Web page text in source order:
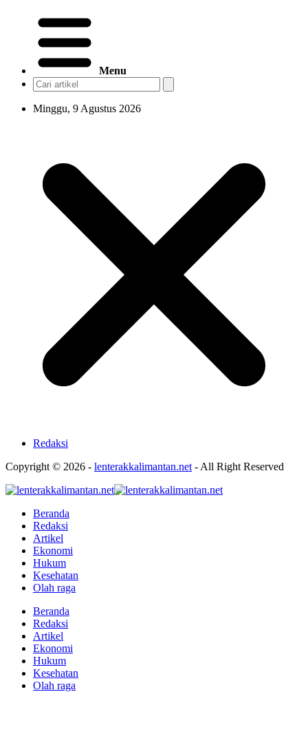
Menu
Minggu, 9 Agustus 2026
Redaksi
Copyright © 2026 - lenterakkalimantan.net - All Right Reserved
Beranda
Redaksi
Artikel
Ekonomi
Hukum
Kesehatan
Olah raga
Beranda
Redaksi
Artikel
Ekonomi
Hukum
Kesehatan
Olah raga